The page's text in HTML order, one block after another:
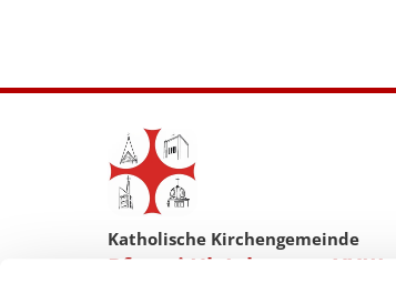
Katholische Kirchengemeinde
Pfarrei Hl. Johannes XXIII.